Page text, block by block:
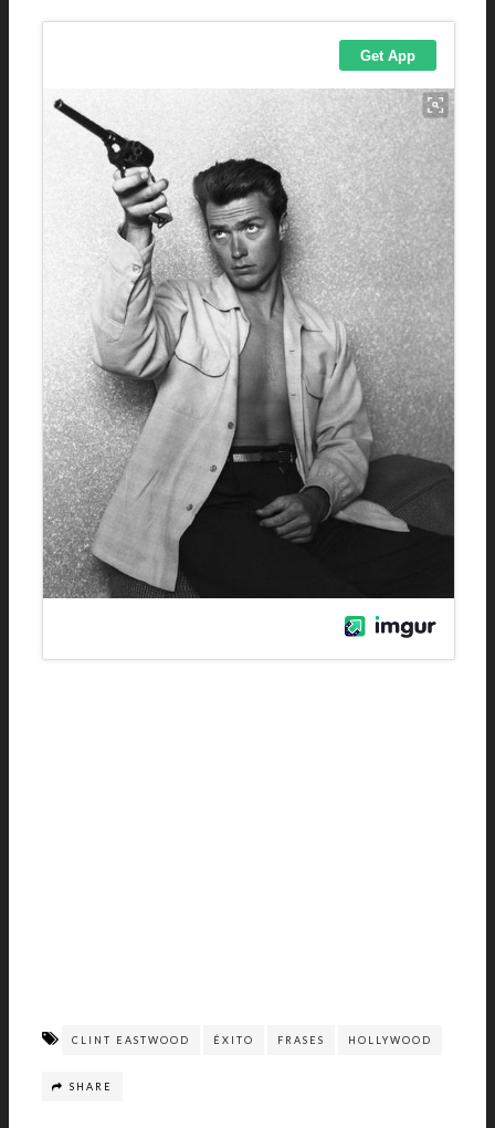
CLINT EASTWOOD ÉXITO FRASES HOLLYWOOD
SHARE